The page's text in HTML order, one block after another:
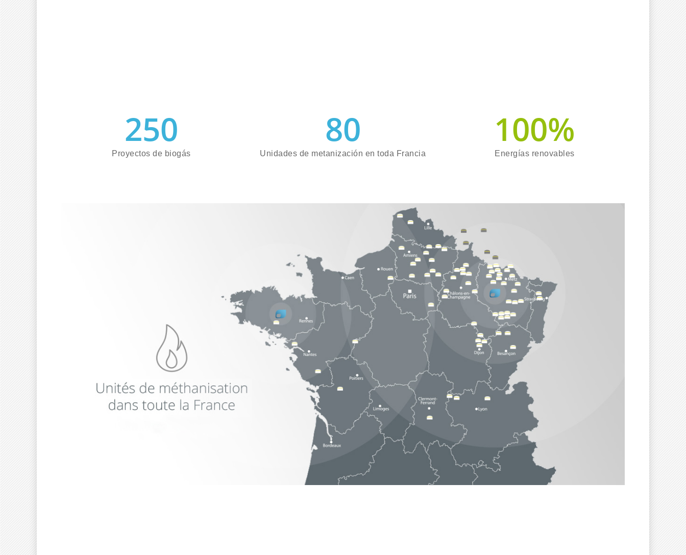
250
Proyectos de biogás
80
Unidades de metanización en toda Francia
100%
Energías renovables